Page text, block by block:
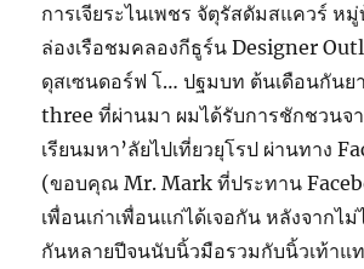
การเจียระไนเพชร จัตุรัสดัมสแควร์ ห
ล่องเรือชมคลองกีธูร์น Designer
ดุสเซนดอร์ฟ โ… ปฐมบท ต้นเดือนกัน
three ที่ผ่านมา ผมได้รับการชักชวนจ
เรียนมหา’ลัยไปเที่ยวยุโรป ผ่านทาง
(ขอบคุณ Mr. Mark ที่ประทาน
เพื่อนเก่าเพื่อนแก่ได้เจอกัน หลังจากไ
กันหลายปีจนนับนิ้วมือรวมกับนิ้วเท้า